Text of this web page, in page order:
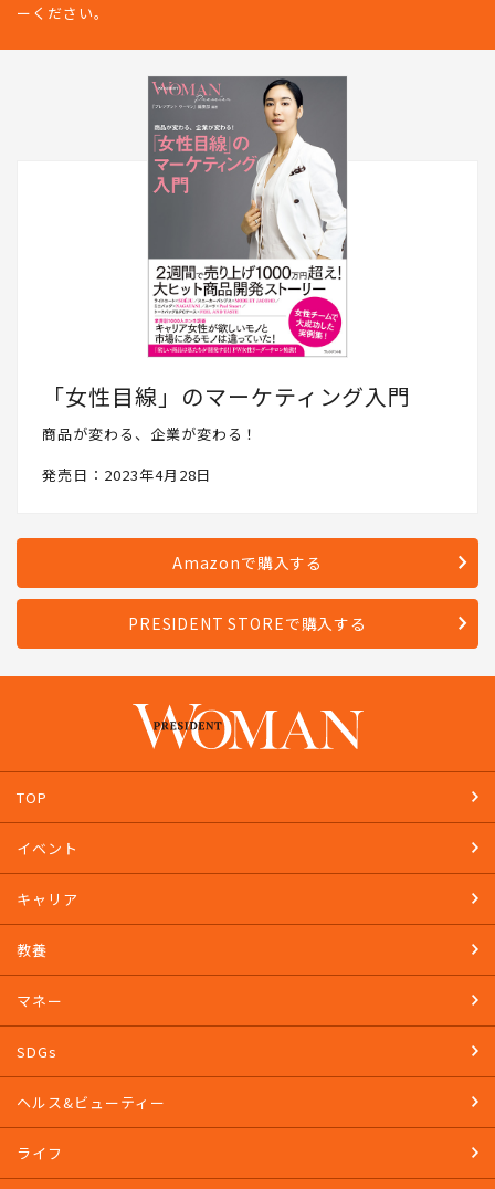
ーください。
「女性目線」のマーケティング入門
商品が変わる、企業が変わる！
発売日：2023年4月28日
Amazonで購入する
PRESIDENT STOREで購入する
TOP
イベント
キャリア
教養
マネー
SDGs
ヘルス&ビューティー
ライフ